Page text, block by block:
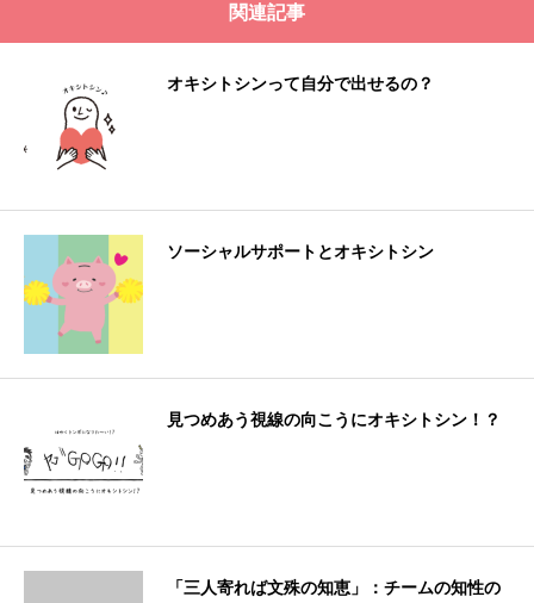
関連記事
オキシトシンって自分で出せるの？
ソーシャルサポートとオキシトシン
見つめあう視線の向こうにオキシトシン！？
「三人寄れば文殊の知恵」：チームの知性の